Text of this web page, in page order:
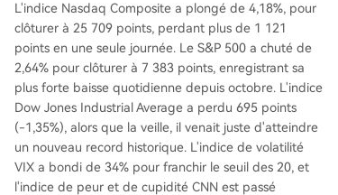
a marge de manœuvre de la Fed. Cette combin
aison a entamé deux piliers du marché : le récit
de croissance de l'IA et les espoirs d'assouplisse
ment monétaire. La correction est vue comme u
ne réévaluation des valorisations extrêmes plutô
t qu'un éclatement de la bulle IA. L'évolution dé
pendra de la communication de la Fed, des proc
hains résultats des entreprises d'IA et de la situa
tion géopolitique.
L'indice Nasdaq Composite a plongé de 4,18%, pour
clôturer à 25 709 points, perdant plus de 1 121
points en une seule journée. Le S&P 500 a chuté de
2,64% pour clôturer à 7 383 points, enregistrant sa
plus forte baisse quotidienne depuis octobre. L'indice
Dow Jones Industrial Average a perdu 695 points
(-1,35%), alors que la veille, il venait juste d'atteindre
un nouveau record historique. L'indice de volatilité
VIX a bondi de 34% pour franchir le seuil des 20, et
l'indice de peur et de cupidité CNN est passé